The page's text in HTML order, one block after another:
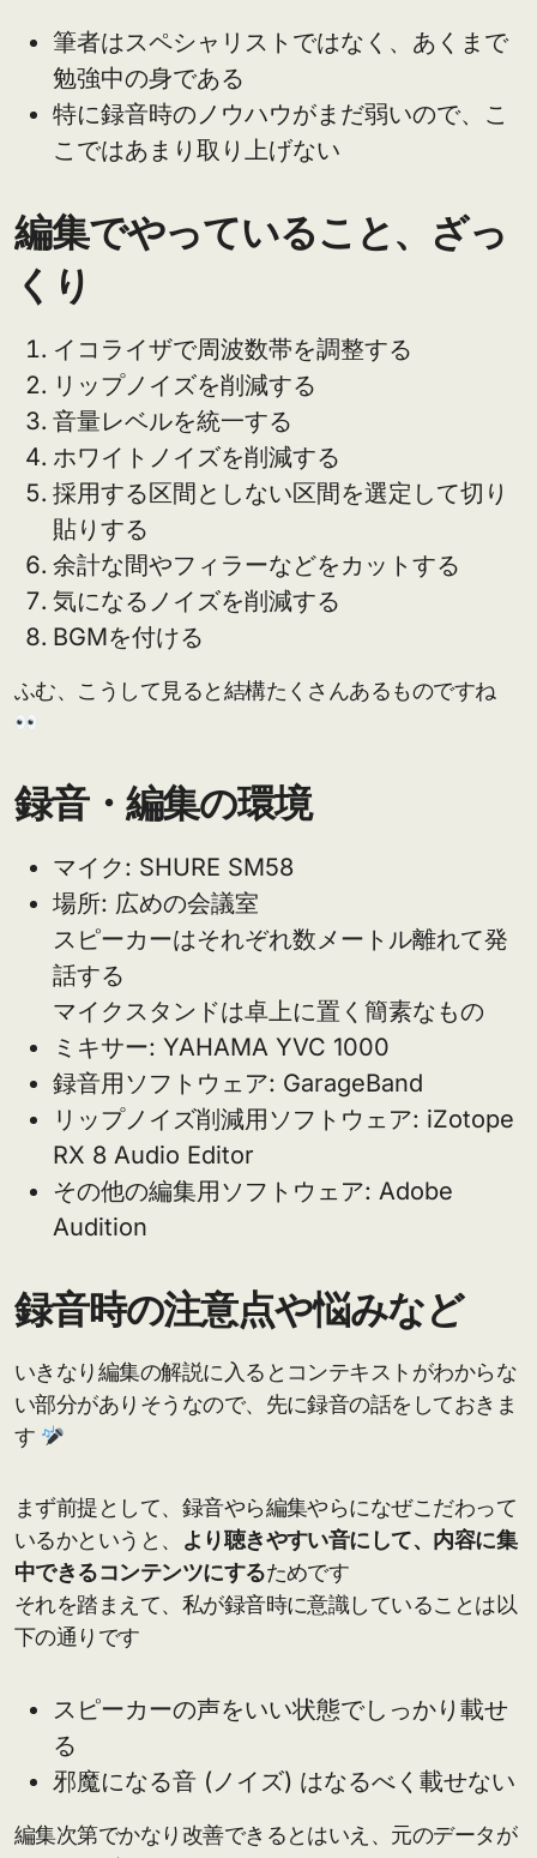
筆者はスペシャリストではなく、あくまで
勉強中の身である
特に録音時のノウハウがまだ弱いので、こ
こではあまり取り上げない
編集でやっていること、ざっ
くり
イコライザで周波数帯を調整する
リップノイズを削減する
音量レベルを統一する
ホワイトノイズを削減する
採用する区間としない区間を選定して切り
貼りする
余計な間やフィラーなどをカットする
気になるノイズを削減する
BGMを付ける
ふむ、こうして見ると結構たくさんあるものですね
録音・編集の環境
マイク: SHURE SM58
場所: 広めの会議室
スピーカーはそれぞれ数メートル離れて発
話する
マイクスタンドは卓上に置く簡素なもの
ミキサー: YAHAMA YVC 1000
録音用ソフトウェア: GarageBand
リップノイズ削減用ソフトウェア: iZotope
RX 8 Audio Editor
その他の編集用ソフトウェア: Adobe
Audition
録音時の注意点や悩みなど
いきなり編集の解説に入るとコンテキストがわからな
い部分がありそうなので、先に録音の話をしておきま
す
まず前提として、録音やら編集やらになぜこだわって
いるかというと、
より聴きやすい音にして、内容に集
中できるコンテンツにするためです
それを踏まえて、私が録音時に意識していることは以
下の通りです
スピーカーの声をいい状態でしっかり載せ
る
邪魔になる音 (ノイズ) はなるべく載せない
編集次第でかなり改善できるとはいえ、元のデータが